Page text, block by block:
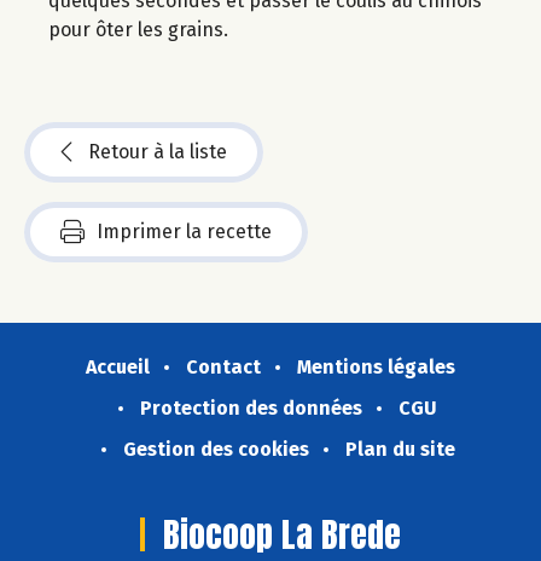
pour ôter les grains.
Retour à la liste
Imprimer la recette
Accueil Contact
Mentions légales
Protection des données
CGU
Gestion des cookies
Plan du site
Biocoop La Brede